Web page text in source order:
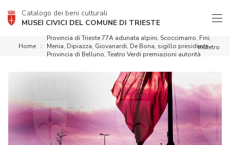
Catalogo dei beni culturali
MUSEI CIVICI DEL COMUNE DI TRIESTE
indietro
Home
Provincia di Trieste 77A adunata alpini, Scoccimarro, Fini,
Menia, Dipiazza, Giovanardi, De Bona, sigillo presidente
Provincia di Belluno, Teatro Verdi premiazioni autorità